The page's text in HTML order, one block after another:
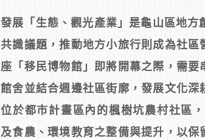
發展「生態、觀光產業」是龜山區地方
共識議題，推動地方小旅行則成為社區
座「移民博物館」即將開幕之際，需要
館舍並結合週邊社區街廓，發展文化深
位於都市計畫區內的楓樹坑農村社區
及食農、環境教育之整備與提升，以保